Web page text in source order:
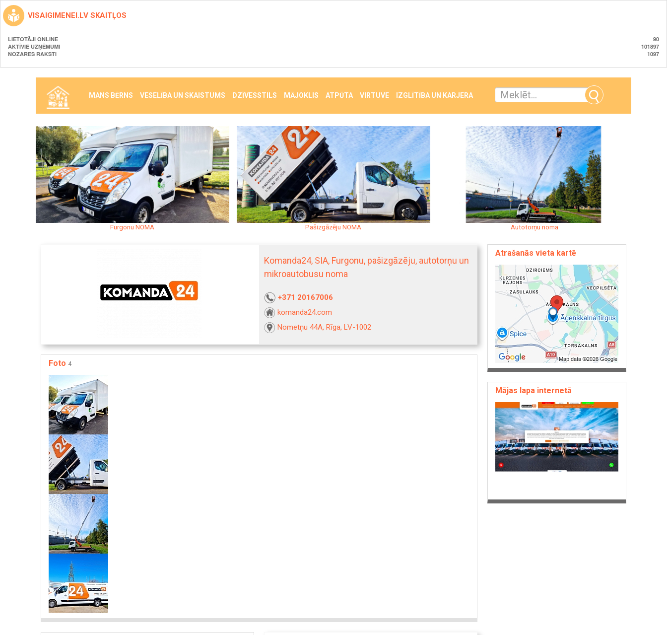
VISAIGIMENEI.LV SKAITĻOS
LIETOTĀJI ONLINE
90
AKTĪVIE UZŅĒMUMI
101897
NOZARES RAKSTI
1097
MANS BĒRNS VESELĪBA UN SKAISTUMS DZĪVESSTILS MĀJOKLIS ATPŪTA VIRTUVE IZGLĪTĪBA UN KARJERA
Furgonu NOMA Pašizgāzēju NOMA Autotorņu noma
Komanda24, SIA, Furgonu, pašizgāzēju, autotorņu un
mikroautobusu noma
+371 20167006
komanda24.com
Nometņu 44A, Rīga, LV-1002
Foto 4
Atrašanās vieta kartē
Mājas lapa internetā